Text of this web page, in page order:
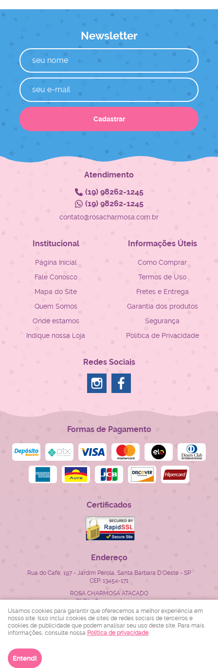
Newsletter
Cadastrar
Atendimento
(19)98262-1245
(19)98262-1245
contato@rosacharmosa.com.br
Institucional
Página Inicial
Fale Conosco
Mapa do Site
Quem Somos
Onde estamos
Indique nossa Loja
Informações Úteis
Como Comprar
Termos de Uso
Fretes e Entrega
Garantia dos produtos
Segurança
Política de Privacidade
Redes Sociais
Formas de Pagamento
Certificados
Endereço
Rua do Café, 197 - Jardim Pérola, Santa Bárbara D'Oeste - SP
CEP: 13454-171
ROSA CHARMOSA ATACADO
CNPJ: 28.522.715/0001-23
LOJA VIRTUAL CRIADA POR
Usamos cookies para garantir que oferecemos a melhor experiência em
nosso site. Isso inclui cookies de sites de redes sociais de terceiros e
cookies de publicidade que podem analisar seu uso deste site. Para mais
informações, consulte nossa Política de privacidade.
Entendi